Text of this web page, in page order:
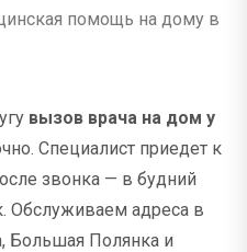
помощь на дому в
вызов врача на дом у
Специалист приедет к
звонка — в будний
Обслуживаем адреса в
Большая Полянка и